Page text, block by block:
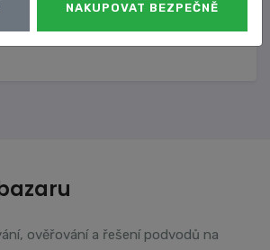
28. 12. 2025
ověřování a řešení podvodů na
NAKUPOVAT BEZPEČNĚ